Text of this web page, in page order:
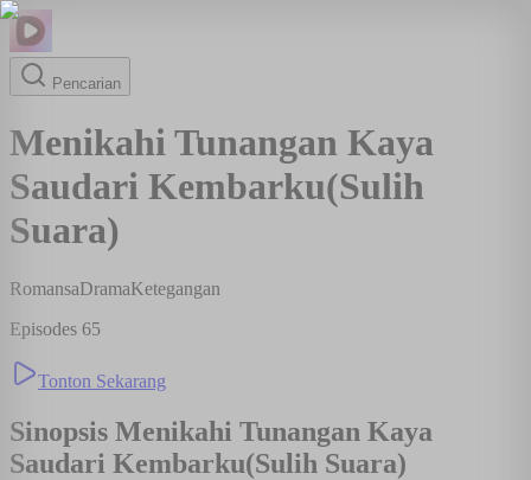
Pencarian
Menikahi Tunangan Kaya
Saudari Kembarku(Sulih
Suara)
RomansaDramaKetegangan
Episodes 65
Tonton Sekarang
Sinopsis Menikahi Tunangan Kaya
Saudari Kembarku(Sulih Suara)